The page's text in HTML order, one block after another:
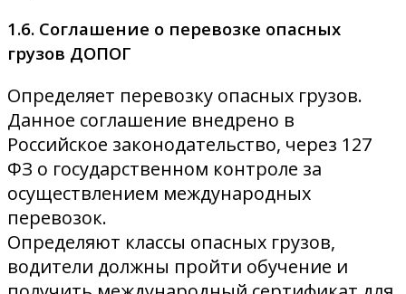
1.6. Соглашение о перевозке опасных
грузов ДОПОГ
Определяет перевозку опасных грузов.
Данное соглашение внедрено в
Российское законодательство, через 127
ФЗ о государственном контроле за
осуществлением международных
перевозок.
Определяют классы опасных грузов,
водители должны пройти обучение и